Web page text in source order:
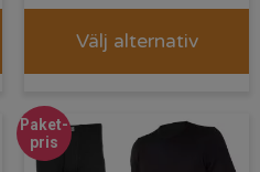
kr.
priset
548 kr.
Välj alternativ
Paket-
pris